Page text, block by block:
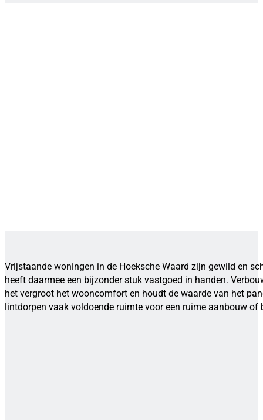
Vrijstaande woningen in de Hoeksche Waard zijn gewild en
heeft daarmee een bijzonder stuk vastgoed in handen.
het vergroot het wooncomfort en houdt de waarde van het
lintdorpen vaak voldoende ruimte voor een ruime aanbouw